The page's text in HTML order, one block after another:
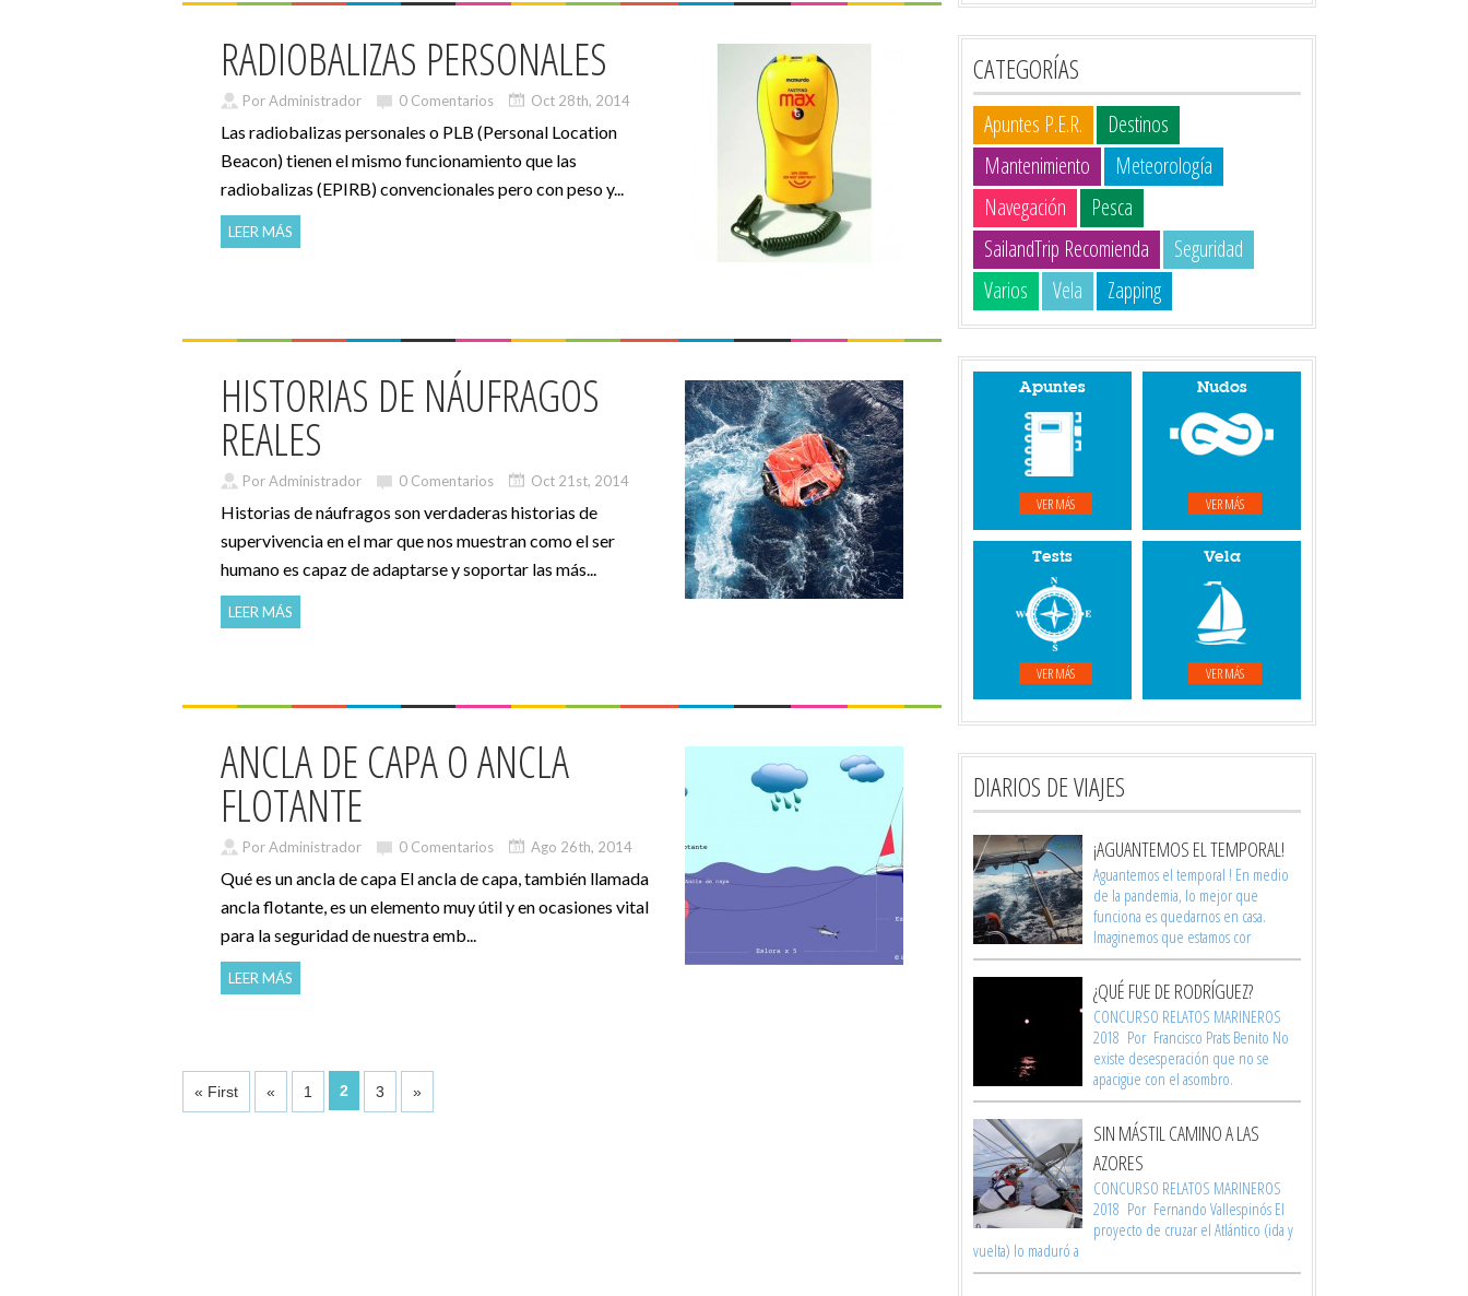
RADIOBALIZAS PERSONALES
Por Administrador 0 Comentarios Oct 28th, 2014
Las radiobalizas personales o PLB (Personal Location
Beacon) tienen el mismo funcionamiento que las
radiobalizas (EPIRB) convencionales pero con peso y...
LEER MÁS
HISTORIAS DE NÁUFRAGOS
REALES
Por Administrador 0 Comentarios Oct 21st, 2014
Historias de náufragos son verdaderas historias de
supervivencia en el mar que nos muestran como el ser
humano es capaz de adaptarse y soportar las más...
LEER MÁS
ANCLA DE CAPA O ANCLA
FLOTANTE
Por Administrador 0 Comentarios Ago 26th, 2014
Qué es un ancla de capa El ancla de capa, también llamada
ancla flotante, es un elemento muy útil y en ocasiones vital
para la seguridad de nuestra emb...
LEER MÁS
« First « 1 2 3 »
CATEGORÍAS
Apuntes P.E.R.
Destinos
Mantenimiento
Meteorología
Navegación
Pesca
SailandTrip Recomienda
Seguridad
Varios
Vela Zapping
Apuntes
VER MÁS
Nudos
VER MÁS
Tests
VER MÁS
Vela
VER MÁS
DIARIOS DE VIAJES
¡AGUANTEMOS EL TEMPORAL!
Aguantemos el temporal ! En medio
de la pandemia, lo mejor que
funciona es quedarnos en casa.
Imaginemos que estamos cor
¿QUÉ FUE DE RODRÍGUEZ?
CONCURSO RELATOS MARINEROS
2018 Por Francisco Prats Benito No
existe desesperación que no se
apacigüe con el asombro.
SIN MÁSTIL CAMINO A LAS
AZORES
CONCURSO RELATOS MARINEROS
2018 Por Fernando Vallespinós El
proyecto de cruzar el Atlántico (ida y
vuelta) lo maduró a